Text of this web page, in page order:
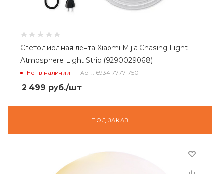
Светодиодная лента Xiaomi Mijia Chasing Light
Atmosphere Light Strip (9290029068)
Нет в наличии Арт.: 6934177771750
2 499 руб./шт
ПОД ЗАКАЗ